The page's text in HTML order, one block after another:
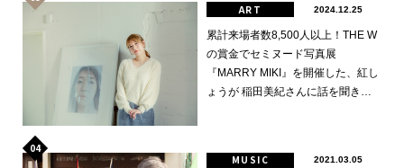
ART 2024.12.25
累計来場者数8,500人以上！THE W
の賞金でセミヌード写真展
『MARRY MIKI』を開催した、紅し
ょうが 稲田美紀さんに話を聞きま
MUSIC 2021.03.05